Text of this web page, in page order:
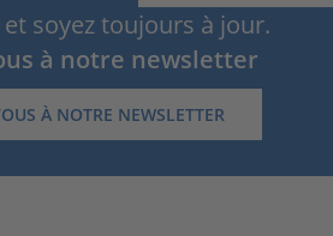
soyez toujours à jour.
à notre newsletter
À NOTRE NEWSLETTER